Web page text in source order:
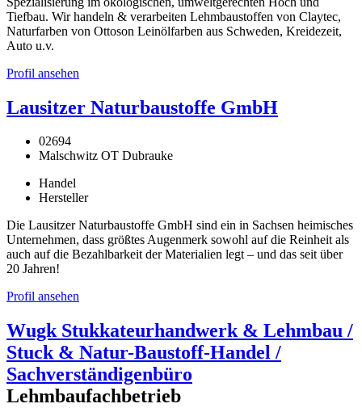
Tiefbau. Wir handeln & verarbeiten Lehmbaustoffen von Claytec,
Naturfarben von Ottoson Leinölfarben aus Schweden, Kreidezeit,
Auto u.v.
Profil ansehen
Lausitzer Naturbaustoffe GmbH
02694
Malschwitz OT Dubrauke
Handel
Hersteller
Die Lausitzer Naturbaustoffe GmbH sind ein in Sachsen heimisches
Unternehmen, dass größtes Augenmerk sowohl auf die Reinheit als
auch auf die Bezahlbarkeit der Materialien legt – und das seit über
20 Jahren!
Profil ansehen
Wugk Stukkateurhandwerk & Lehmbau /
Stuck & Natur-Baustoff-Handel /
Sachverständigenbüro
Lehmbaufachbetrieb